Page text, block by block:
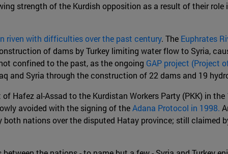
strength of the Kurdish opposition as a result of their
riven with difficulties over the past century. The Euphrates
of dams by Turkey limiting water flow to Syria,
confined to the past, as the ongoing GAP project (Project
and Syria through the construction of 22 dams and 19
Hafez al-Assad to the Kurdistan Workers Party (PKK) in
avoided with the signing of theAdana Protocol in 1998.
nations over the disputed Hatay province; still claimed